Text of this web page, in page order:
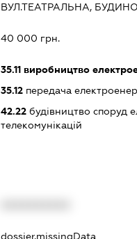
ВУЛ.ТЕАТРАЛЬНА,
40 000 грн.
35.11 виробництво
35.12 передача
42.22 будівництво споруд
телекомунікацій
dossier.missingData